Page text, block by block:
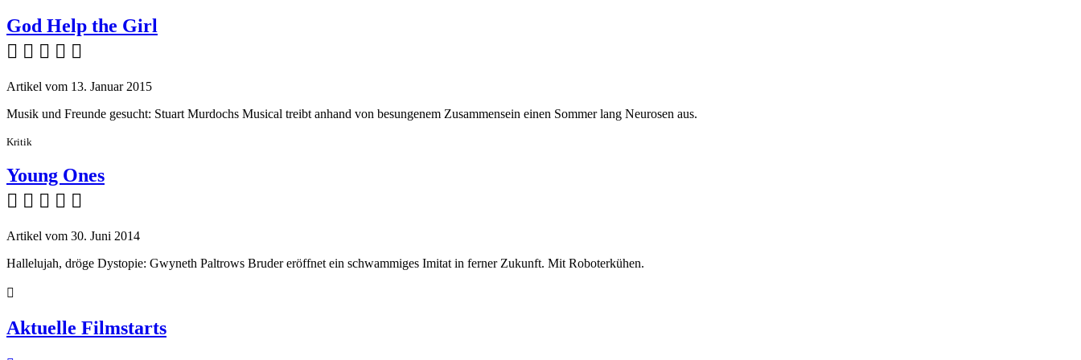
God Help the Girl
    
Artikel vom 13. Januar 2015
Musik und Freunde gesucht: Stuart Murdochs Musical treibt anhand von besungenem Zusammensein einen Sommer lang Neurosen aus.
Kritik
Young Ones
    
Artikel vom 30. Juni 2014
Hallelujah, dröge Dystopie: Gwyneth Paltrows Bruder eröffnet ein schwammiges Imitat in ferner Zukunft. Mit Roboterkühen.

Aktuelle Filmstarts